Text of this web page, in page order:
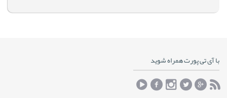
با آی تی پورت همراه شوید